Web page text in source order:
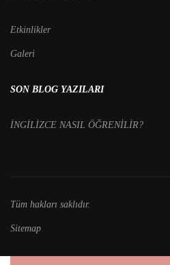
Etkinlikler
Galeri
SON BLOG YAZILARI
İNGİLİZCE NASIL ÖĞRENİLİR?
Tüm hakları saklıdır.
Sitemap